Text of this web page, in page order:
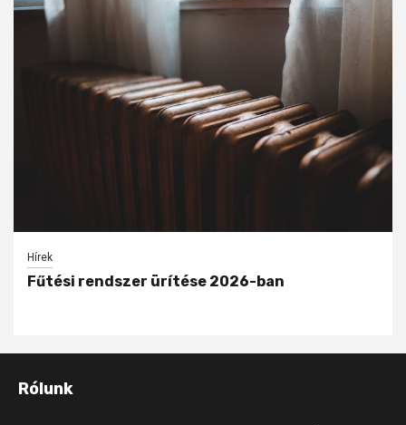
Hírek
Fűtési rendszer ürítése 2026-ban
Rólunk